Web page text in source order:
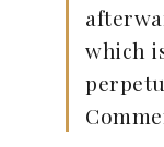
which